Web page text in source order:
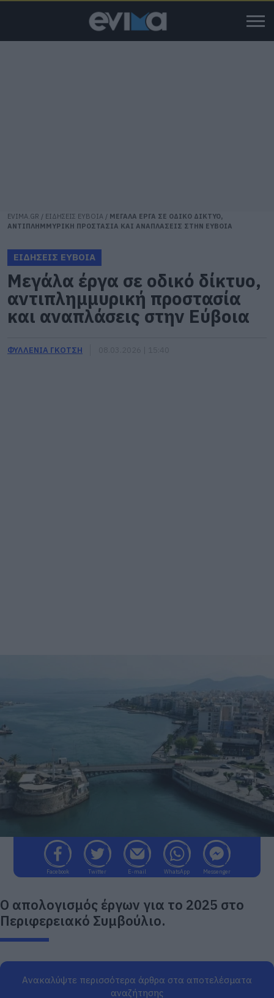
EVIMA.GR / ΕΙΔΗΣΕΙΣ ΕΥΒΟΙΑ / ΜΕΓΑΛΑ ΕΡΓΑ ΣΕ ΟΔΙΚΟ ΔΙΚΤΥΟ,
ΑΝΤΙΠΛΗΜΜΥΡΙΚΗ ΠΡΟΣΤΑΣΙΑ ΚΑΙ ΑΝΑΠΛΑΣΕΙΣ ΣΤΗΝ ΕΥΒΟΙΑ
ΕΙΔΗΣΕΙΣ ΕΥΒΟΙΑ
Μεγάλα έργα σε οδικό δίκτυο,
αντιπλημμυρική προστασία
και αναπλάσεις στην Εύβοια
ΦΥΛΛΕΝΙΑ ΓΚΟΤΣΗ
Facebook Twitter E-mail WhatsApp Messenger
Ο απολογισμός έργων για το 2025 στο
Περιφερειακό Συμβούλιο.
Ανακαλύψτε περισσότερα άρθρα στα αποτελέσματα
αναζήτησης